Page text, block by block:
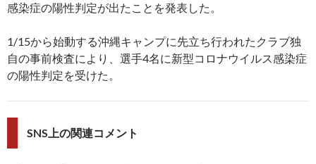
感染症の陽性判定が出たことを発表した。
1/15から始動する沖縄キャンプに先立ち行われたクラブ独
自の事前検査により、選手4名に新型コロナウイルス感染症
の陽性判定を受けた。
SNS上の関連コメント